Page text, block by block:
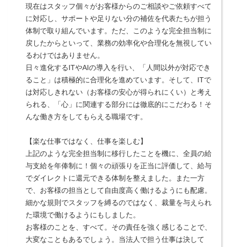
現在はスタッフ個々がお客様からのご相談やご依頼すべて
に対応し、サポートや足りない分の補佐を代表たちが担う
体制で取り組んでいます。ただ、このような完全担当制に
戻したからといって、業務の効率化や合理化を無視してい
るわけではありません。
日々進化するITやAIの導入を行い、「人間以外が対応でき
ること」は積極的に合理化を進めています。そして、ITで
は対応しきれない（お客様の安心が得られにくい）と考え
られる、「心」に関連する部分には徹底的にこだわる！そ
んな働き方をしてもらえる職場です。
【楽な仕事ではなく、仕事を楽しむ】
上記のような完全担当制に移行したことを機に、全員の給
与支給を年俸制に！個々の頑張りを正当に評価して、給与
でダイレクトに還元できる体制を整えました。また一方
で、お客様の担当として自由度高く働けるようにも配慮。
細かな規則でスタッフを縛るのではなく、裁量を与えられ
た環境で働けるようにもしました。
お客様のことを、すべて。その責任を強く感じることで、
大変なこともあるでしょう。当法人で担う仕事は決して